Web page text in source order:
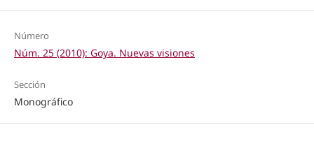
Número
Núm. 25 (2010): Goya. Nuevas visiones
Sección
Monográfico